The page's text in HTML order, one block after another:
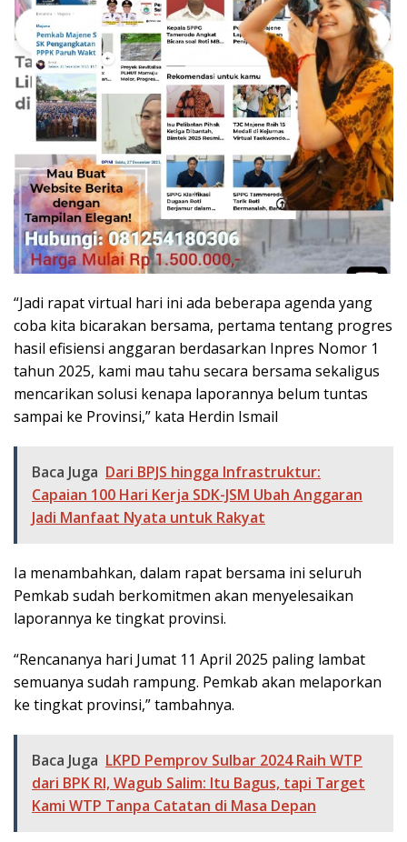
“Jadi rapat virtual hari ini ada beberapa agenda yang
coba kita bicarakan bersama, pertama tentang progres
hasil efisiensi anggaran berdasarkan Inpres Nomor 1
tahun 2025, kami mau tahu secara bersama sekaligus
mencarikan solusi kenapa laporannya belum tuntas
sampai ke Provinsi,” kata Herdin Ismail
Baca Juga Dari BPJS hingga Infrastruktur:
Capaian 100 Hari Kerja SDK-JSM Ubah Anggaran
Jadi Manfaat Nyata untuk Rakyat
Ia menambahkan, dalam rapat bersama ini seluruh
Pemkab sudah berkomitmen akan menyelesaikan
laporannya ke tingkat provinsi.
“Rencananya hari Jumat 11 April 2025 paling lambat
semuanya sudah rampung. Pemkab akan melaporkan
ke tingkat provinsi,” tambahnya.
Baca Juga LKPD Pemprov Sulbar 2024 Raih WTP
dari BPK RI, Wagub Salim: Itu Bagus, tapi Target
Kami WTP Tanpa Catatan di Masa Depan